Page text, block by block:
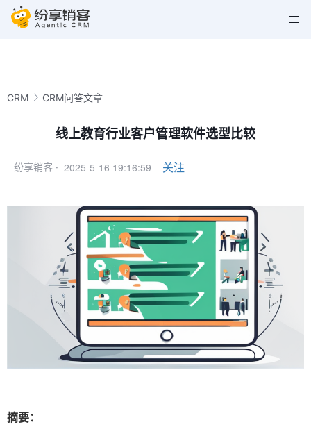
CRM CRM问答文章
线上教育行业客户管理软件选型比较
纷享销客 · 2025-5-16 19:16:59 关注
摘要：